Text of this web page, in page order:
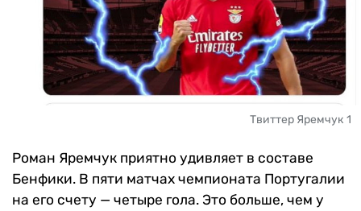
Твиттер Яремчук 1
Роман Яремчук приятно удивляет в составе
Бенфики. В пяти матчах чемпионата Португалии
на его счету — четыре гола. Это больше, чем у